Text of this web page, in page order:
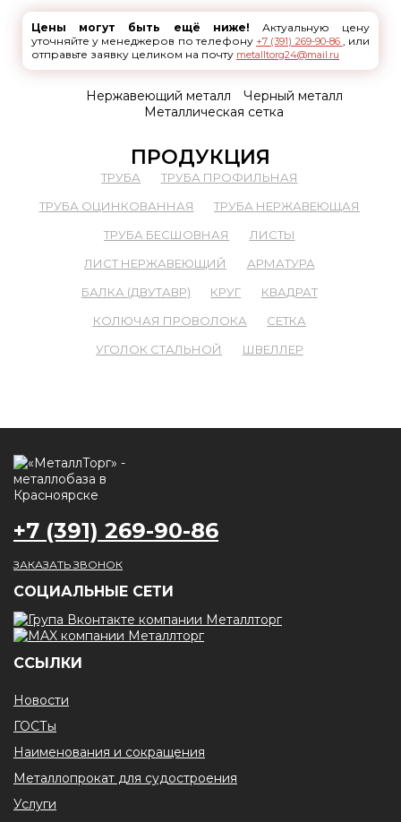
Цены могут быть ещё ниже! Актуальную цену
уточняйте у менеджеров по телефону +7 (391) 269-90-86 , или
отправьте заявку целиком на почту metalltorg24@mail.ru
Нержавеющий металл
Черный металл
Металлическая сетка
ПРОДУКЦИЯ
ТРУБА
ТРУБА ПРОФИЛЬНАЯ
ТРУБА ОЦИНКОВАННАЯ
ТРУБА НЕРЖАВЕЮЩАЯ
ТРУБА БЕСШОВНАЯ
ЛИСТЫ
ЛИСТ НЕРЖАВЕЮЩИЙ
АРМАТУРА
БАЛКА (ДВУТАВР)
КРУГ
КВАДРАТ
КОЛЮЧАЯ ПРОВОЛОКА
СЕТКА
УГОЛОК СТАЛЬНОЙ
ШВЕЛЛЕР
+7 (391) 269-90-86
ЗАКАЗАТЬ ЗВОНОК
CОЦИАЛЬНЫЕ СЕТИ
ССЫЛКИ
Новости
ГОСТы
Наименования и сокращения
Металлопрокат для судостроения
Услуги